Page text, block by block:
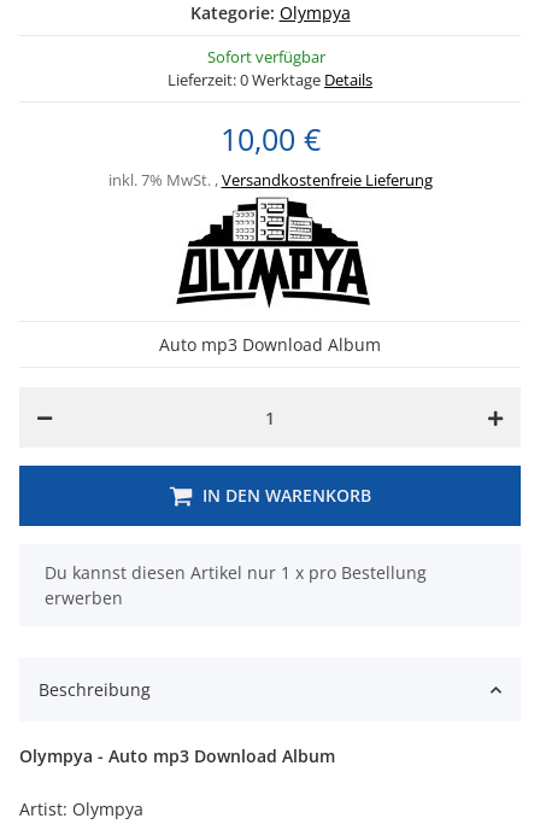
Kategorie: Olympya
Sofort verfügbar
Lieferzeit:0 Werktage Details
10,00 €
inkl. 7% MwSt. ,Versandkostenfreie Lieferung
Auto mp3 Download Album
IN DEN WARENKORB
x
Du kannst diesen Artikel nur 1 x pro Bestellung
erwerben
Beschreibung
Olympya - Auto mp3 Download Album
Artist: Olympya